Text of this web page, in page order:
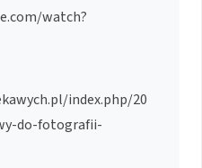
watch?
index.php/20
do-fotografii-